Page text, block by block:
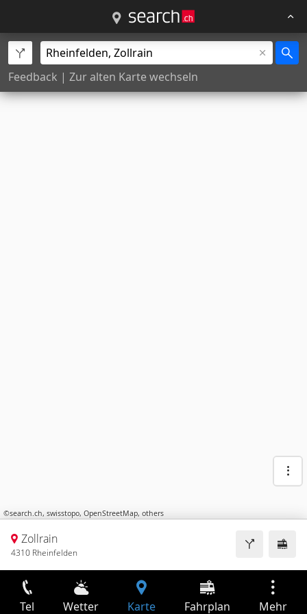
Feedback | Zur alten Karte wechseln
©search.ch, swisstopo, OpenStreetMap, others
Zollrain
4310 Rheinfelden
Tel Wetter Karte Fahrplan Mehr